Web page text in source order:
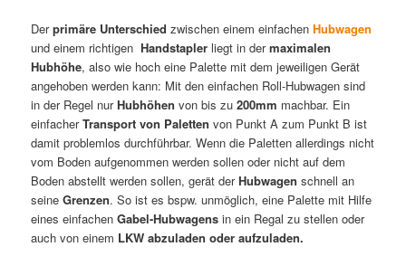
Derprimäre Unterschied zwischen einem einfachenHubwagen
und einem richtigenHandstapler liegt in dermaximalen
Hubhöhe, also wie hoch eine Palette mit dem jeweiligen Gerät
angehoben werden kann: Mit den einfachen Roll-Hubwagen sind
in der Regel nurHubhöhen von bis zu200mm machbar. Ein
einfacherTransport von Paletten von Punkt A zum Punkt B ist
damit problemlos durchführbar. Wenn die Paletten allerdings nicht
vom Boden aufgenommen werden sollen oder nicht auf dem
Boden abstellt werden sollen, gerät derHubwagen schnell an
seineGrenzen. So ist es bspw. unmöglich, eine Palette mit Hilfe
eines einfachenGabel-Hubwagens in ein Regal zu stellen oder
auch von einem LKW abzuladen oder aufzuladen.